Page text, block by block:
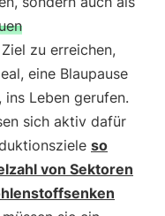
zu erreichen,
eine Blaupause
Leben gerufen.
sich aktiv dafür
so
von Sektoren